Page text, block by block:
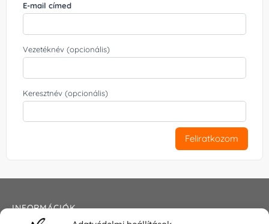
E-mail címed
Vezetéknév (opcionális)
Keresztnév (opcionális)
Feliratkozom
INFORMÁCIÓK